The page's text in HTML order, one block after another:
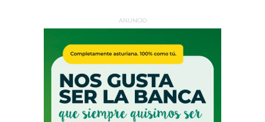
ANUNCIO